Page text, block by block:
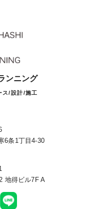
ンニング
ス/設計/施工
6条1丁目4-30
地得ビル7F A